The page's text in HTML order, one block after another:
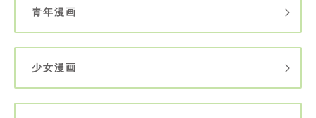
青年漫画
少女漫画